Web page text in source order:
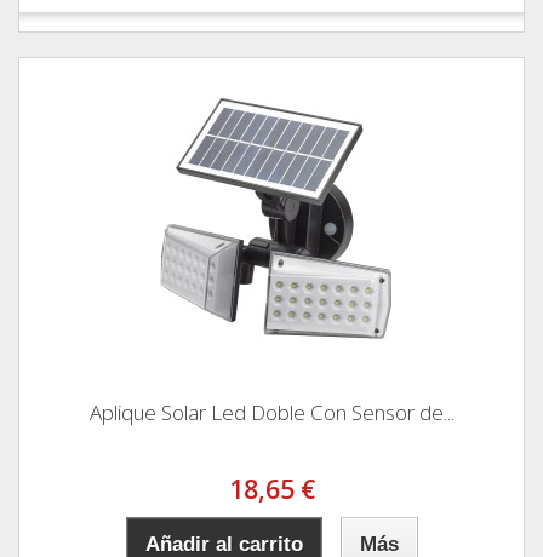
Aplique Solar Led Doble Con Sensor de...
18,65 €
Añadir al carrito Más